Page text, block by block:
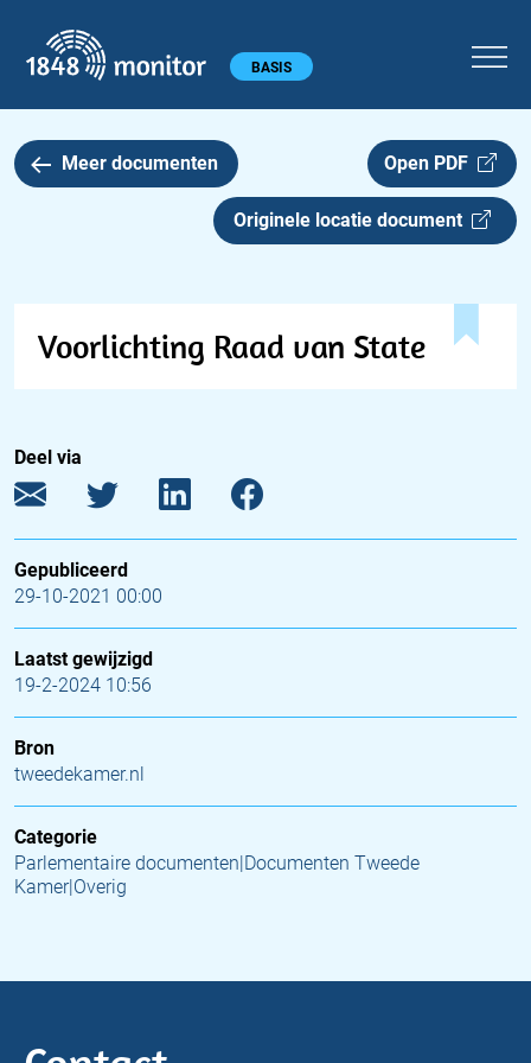
Hoofdmenu BASIS
Meer documenten Open PDF
Originele locatie document
Voorlichting Raad van State
Deel via
Gepubliceerd
29-10-2021 00:00
Laatst gewijzigd
19-2-2024 10:56
Bron
tweedekamer.nl
Categorie
Parlementaire documenten|Documenten Tweede
Kamer|Overig